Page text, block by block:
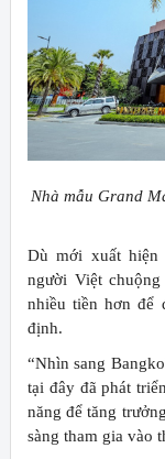
Nhà mẫu Grand
Dù mới xuất hiện
người Việt
nhiều tiền hơn để
định.
“Nhìn sang
tại đây đã phát
năng để tăng
sàng tham gia vào